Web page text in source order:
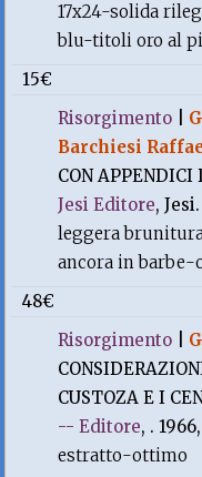
17x24-solida
blu-titoli oro al
15€
Risorgimento
Barchiesi
CON
Jesi Editore,
leggera
ancora in
48€
Risorgimento
CUSTOZA E I
-- Editore, .
estratto-ottimo